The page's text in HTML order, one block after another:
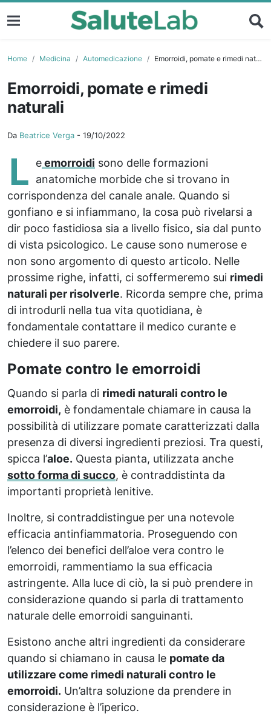
Home Medicina Automedicazione Emorroidi, pomate e rimedi naturali
Emorroidi, pomate e rimedi
naturali
Da Beatrice Verga - 19/10/2022
L eemorroidi sono delle formazioni
anatomiche morbide che si trovano in
corrispondenza del canale anale. Quando si
gonfiano e si infiammano, la cosa può rivelarsi a
dir poco fastidiosa sia a livello fisico, sia dal punto
di vista psicologico. Le cause sono numerose e
non sono argomento di questo articolo. Nelle
prossime righe, infatti, ci soffermeremo sui rimedi
naturali per risolverle. Ricorda sempre che, prima
di introdurli nella tua vita quotidiana, è
fondamentale contattare il medico curante e
chiedere il suo parere.
Pomate contro le emorroidi
Quando si parla di rimedi naturali contro le
emorroidi, è fondamentale chiamare in causa la
possibilità di utilizzare pomate caratterizzati dalla
presenza di diversi ingredienti preziosi. Tra questi,
spicca l’aloe. Questa pianta, utilizzata anche
sotto forma di succo, è contraddistinta da
importanti proprietà lenitive.
Inoltre, si contraddistingue per una notevole
efficacia antinfiammatoria. Proseguendo con
l’elenco dei benefici dell’aloe vera contro le
emorroidi, rammentiamo la sua efficacia
astringente. Alla luce di ciò, la si può prendere in
considerazione quando si parla di trattamento
naturale delle emorroidi sanguinanti.
Esistono anche altri ingredienti da considerare
quando si chiamano in causa le pomate da
utilizzare come rimedi naturali contro le
emorroidi. Un’altra soluzione da prendere in
considerazione è l’iperico.